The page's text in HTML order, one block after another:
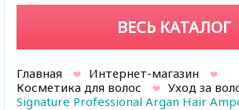
ВЕСЬ КАТАЛОГ
Главная
Интернет-магазин
Косметика для волос
Уход за
Signature Professional Argan Hair